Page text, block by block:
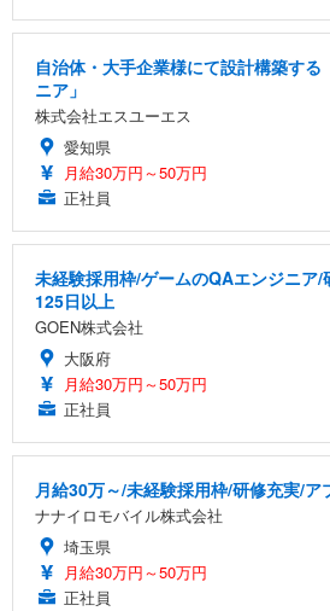
自治体・大手企業様にて設計構築す
ニア」
株式会社エスユーエス
愛知県
月給30万円～50万円
正社員
未経験採用枠/ゲームのQAエンジニア/
125日以上
GOEN株式会社
大阪府
月給30万円～50万円
正社員
月給30万～/未経験採用枠/研修充実/ア
ナナイロモバイル株式会社
埼玉県
月給30万円～50万円
正社員